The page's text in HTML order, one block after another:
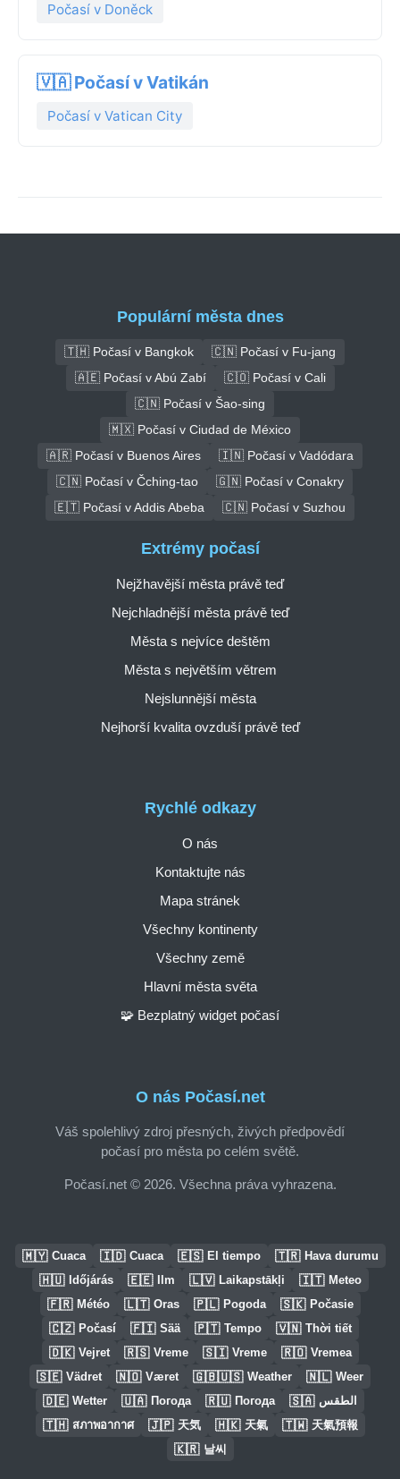
Počasí v Doněck
🇻🇦 Počasí v Vatikán
Počasí v Vatican City
Populární města dnes
🇹🇭 Počasí v Bangkok
🇨🇳 Počasí v Fu-jang
🇦🇪 Počasí v Abú Zabí
🇨🇴 Počasí v Cali
🇨🇳 Počasí v Šao-sing
🇲🇽 Počasí v Ciudad de México
🇦🇷 Počasí v Buenos Aires
🇮🇳 Počasí v Vadódara
🇨🇳 Počasí v Čching-tao
🇬🇳 Počasí v Conakry
🇪🇹 Počasí v Addis Abeba
🇨🇳 Počasí v Suzhou
O nás Počasí.net
Váš spolehlivý zdroj přesných, živých předpovědí
počasí pro města po celém světě.
Počasí.net © 2026. Všechna práva vyhrazena.
Rychlé odkazy
O nás
Kontaktujte nás
Mapa stránek
Všechny kontinenty
Všechny země
Hlavní města světa
🧩 Bezplatný widget počasí
Extrémy počasí
Nejžhavější města právě teď
Nejchladnější města právě teď
Města s nejvíce deštěm
Města s největším větrem
Nejslunnější města
Nejhorší kvalita ovzduší právě teď
🇲🇾 Cuaca 🇮🇩 Cuaca 🇪🇸 El tiempo 🇹🇷 Hava durumu
🇭🇺 Időjárás 🇪🇪 Ilm 🇱🇻 Laikapstākļi 🇮🇹 Meteo
🇫🇷 Météo 🇱🇹 Oras 🇵🇱 Pogoda 🇸🇰 Počasie
🇨🇿 Počasí 🇫🇮 Sää 🇵🇹 Tempo 🇻🇳 Thời tiết
🇩🇰 Vejret 🇷🇸 Vreme 🇸🇮 Vreme 🇷🇴 Vremea
🇸🇪 Vädret 🇳🇴 Været 🇬🇧🇺🇸 Weather 🇳🇱 Weer
🇩🇪 Wetter 🇺🇦 Погода 🇷🇺 Погода 🇸🇦 الطقس
🇹🇭 สภาพอากาศ 🇯🇵 天気 🇭🇰 天氣 🇹🇼 天氣預報
🇰🇷 날씨